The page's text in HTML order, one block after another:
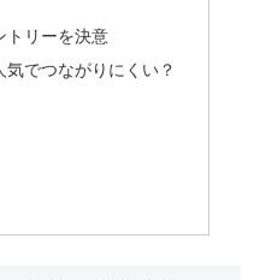
トリーを決意
でつながりにくい？